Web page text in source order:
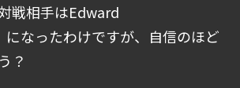
対戦相手はEdward
になったわけですが、自信のほど
？